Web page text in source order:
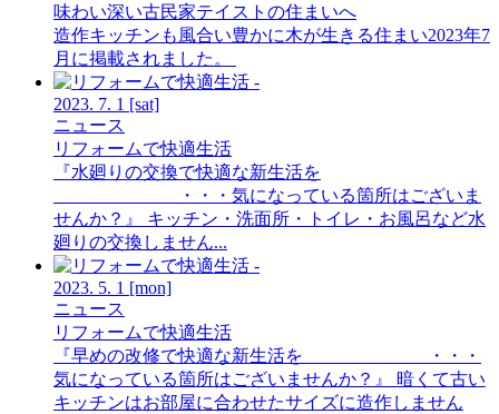
味わい深い古民家テイストの住まいへ
造作キッチンも風合い豊かに木が生きる住まい2023年7
月に掲載されました。
2023. 7. 1 [sat]
ニュース
リフォームで快適生活
『水廻りの交換で快適な新生活を
・・・気になっている箇所はございま
せんか？』 キッチン・洗面所・トイレ・お風呂など水
廻りの交換しません...
2023. 5. 1 [mon]
ニュース
リフォームで快適生活
『早めの改修で快適な新生活を ・・・
気になっている箇所はございませんか？』 暗くて古い
キッチンはお部屋に合わせたサイズに造作しません